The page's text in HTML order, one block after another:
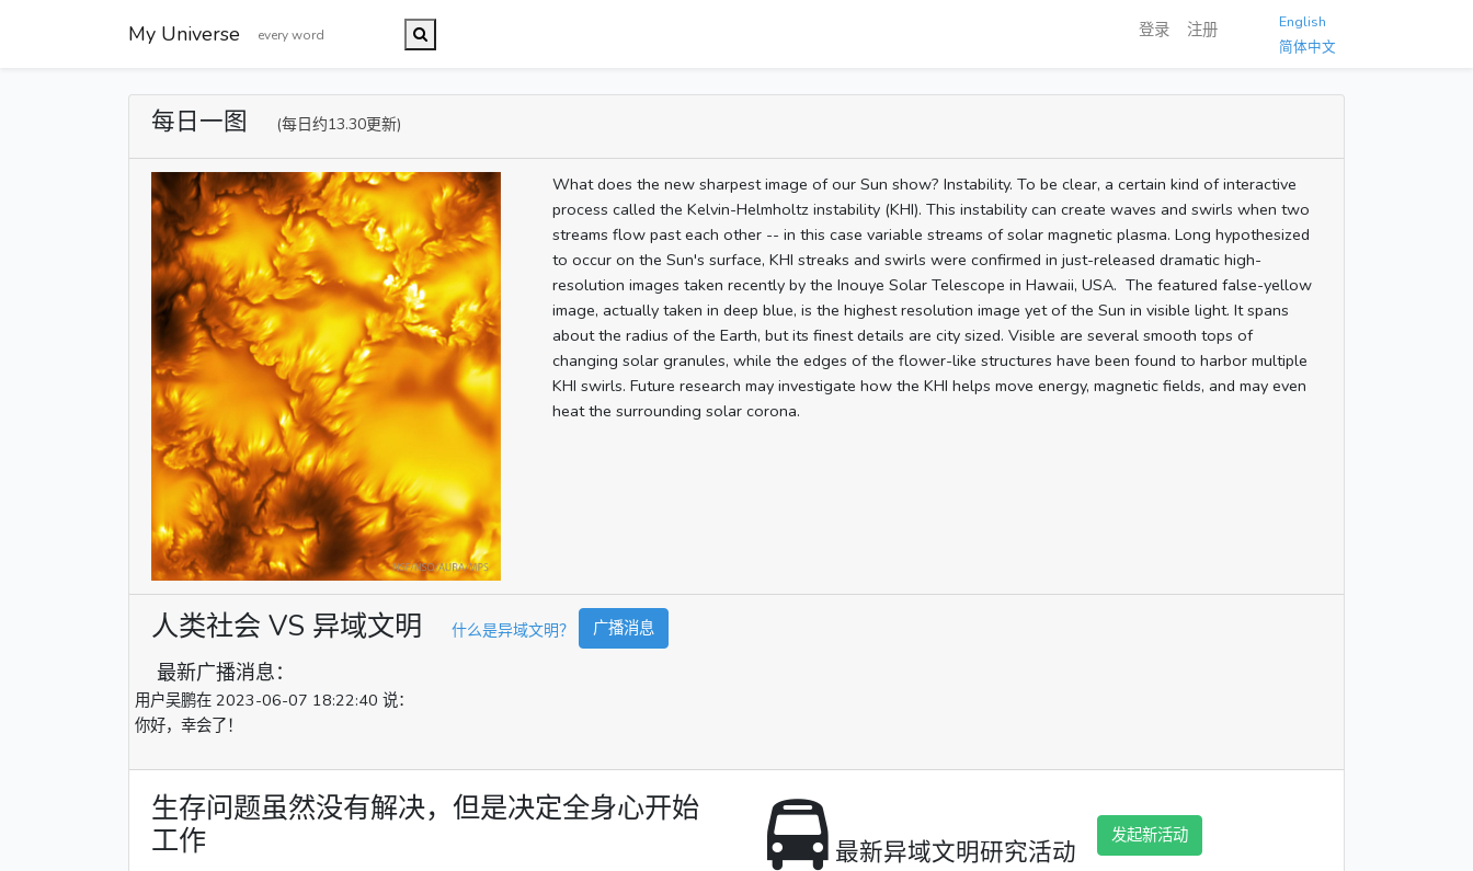
My Universe 登录 注册
English
简体中文
每日一图 (每日约13.30更新)
What does the new sharpest image of our Sun show? Instability. To be clear, a certain kind of interactive
process called the Kelvin-Helmholtz instability (KHI). This instability can create waves and swirls when two
streams flow past each other -- in this case variable streams of solar magnetic plasma. Long hypothesized
to occur on the Sun's surface, KHI streaks and swirls were confirmed in just-released dramatic high-
resolution images taken recently by the Inouye Solar Telescope in Hawaii, USA. The featured false-yellow
image, actually taken in deep blue, is the highest resolution image yet of the Sun in visible light. It spans
about the radius of the Earth, but its finest details are city sized. Visible are several smooth tops of
changing solar granules, while the edges of the flower-like structures have been found to harbor multiple
KHI swirls. Future research may investigate how the KHI helps move energy, magnetic fields, and may even
heat the surrounding solar corona.
人类社会 VS 异域文明 什么是异域文明？ 广播消息
最新广播消息：
用户吴鹏在 2023-06-07 18:22:40 说：
你好，幸会了！
生存问题虽然没有解决，但是决定全身心开始
工作
最新异域文明研究活动
发起新活动